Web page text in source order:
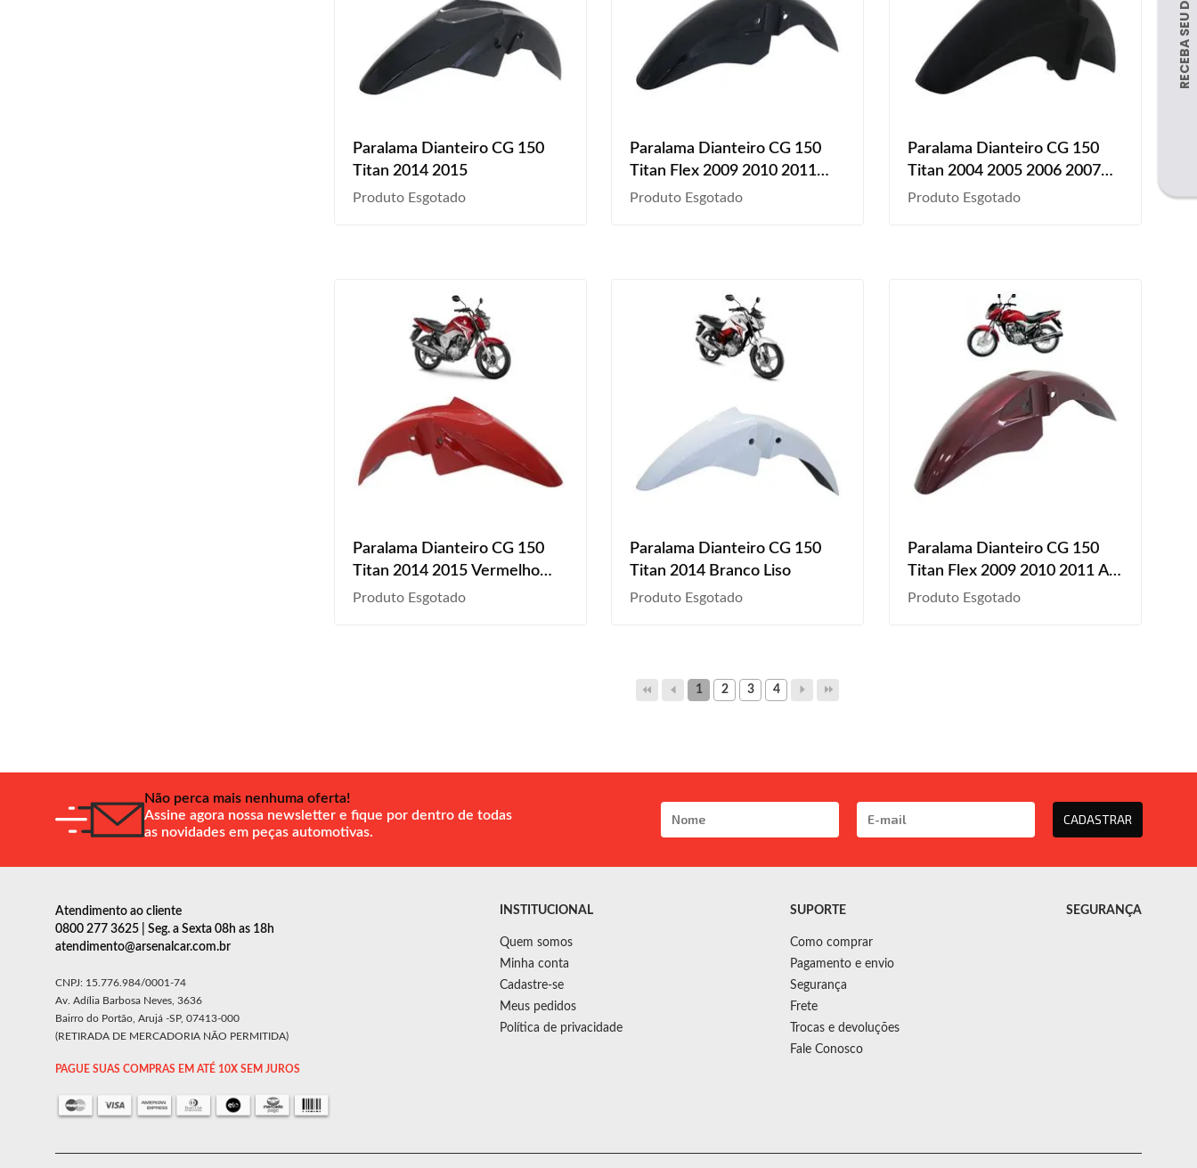
Paralama Dianteiro CG 150
Titan 2014 2015
Produto Esgotado
Paralama Dianteiro CG 150
Titan Flex 2009 2010 2011
2012 2013 Preto
Produto Esgotado
Paralama Dianteiro CG 150
Titan 2004 2005 2006 2007
2008 Preto Liso
Produto Esgotado
Paralama Dianteiro CG 150
Titan 2014 2015 Vermelho
Liso
Produto Esgotado
Paralama Dianteiro CG 150
Titan 2014 Branco Liso
Produto Esgotado
Paralama Dianteiro CG 150
Titan Flex 2009 2010 2011 A
2013 Vermelho Liso
Produto Esgotado
1 2 3 4
Não perca mais nenhuma oferta!
Assine agora nossa newsletter e fique por dentro de todas
as novidades em peças automotivas.
CADASTRAR
Atendimento ao cliente
0800 277 3625 | Seg. a Sexta 08h as 18h
atendimento@arsenalcar.com.br
CNPJ: 15.776.984/0001-74
Av. Adília Barbosa Neves, 3636
Bairro do Portão, Arujá -SP, 07413-000
(RETIRADA DE MERCADORIA NÃO PERMITIDA)
PAGUE SUAS COMPRAS EM ATÉ 10X SEM JUROS
INSTITUCIONAL
Quem somos
Minha conta
Cadastre-se
Meus pedidos
Política de privacidade
SUPORTE
Como comprar
Pagamento e envio
Segurança
Frete
Trocas e devoluções
Fale Conosco
SEGURANÇA